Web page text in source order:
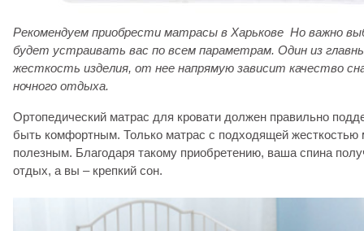
Рекомендуем приобрести матрасы в Харькове Но важно
будет устраивать вас по всем параметрам. Один из
жесткость изделия, от нее напрямую зависит качество
ночного отдыха.
Ортопедический матрас для кровати должен правильно
быть комфортным. Только матрас с подходящей жесткостью
полезным. Благодаря такому приобретению, ваша спина
отдых, а вы – крепкий сон.